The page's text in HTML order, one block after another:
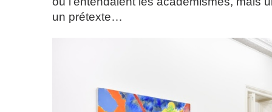
un prétexte…